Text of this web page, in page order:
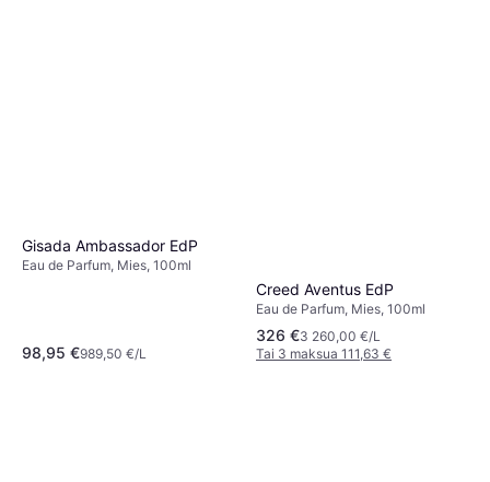
Gisada Ambassador EdP
Eau de Parfum, Mies, 100ml
98,95 €989,50 €/L
Creed Aventus EdP
Eau de Parfum, Mies, 100ml
326 €3 260,00 €/L
Tai 3 maksua 111,63 €